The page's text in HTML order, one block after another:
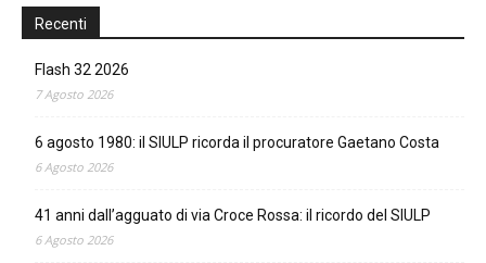
Recenti
Flash 32 2026
7 Agosto 2026
6 agosto 1980: il SIULP ricorda il procuratore Gaetano Costa
6 Agosto 2026
41 anni dall’agguato di via Croce Rossa: il ricordo del SIULP
6 Agosto 2026